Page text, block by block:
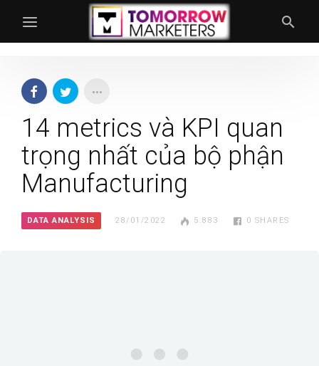
14 metrics và KPI quan
trọng nhất của bộ phận
Manufacturing
DATA ANALYSIS 28/01/2022 5.883 0 SHARES